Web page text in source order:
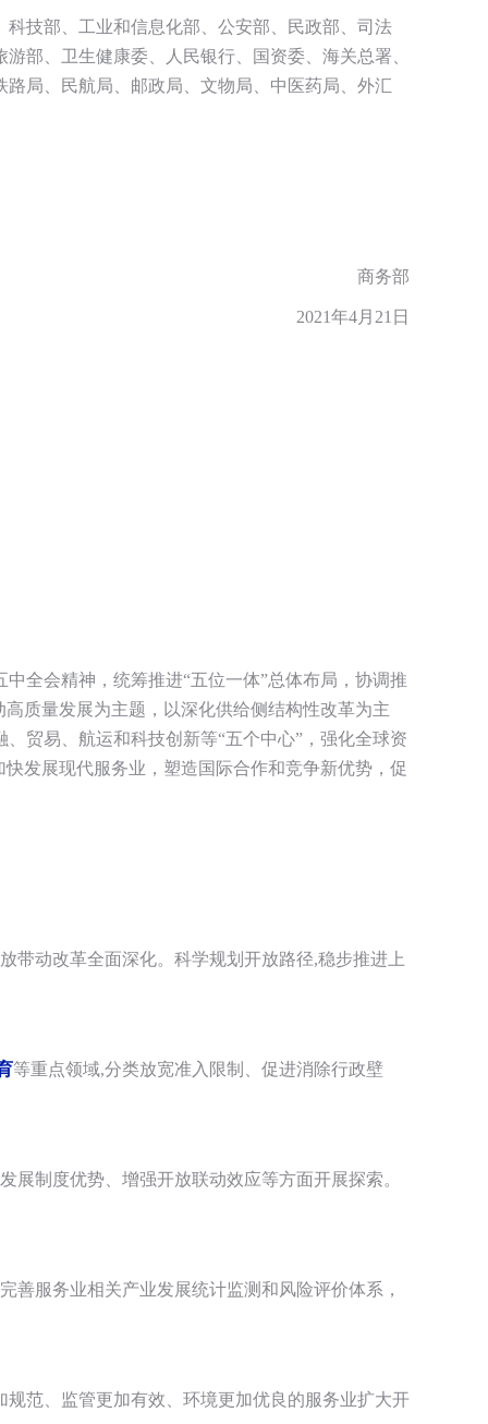
技部、工业和信息化部、公安部、民政部、司法
部、卫生健康委、人民银行、国资委、海关总署、
局、民航局、邮政局、文物局、中医药局、外汇
商务部
2021年4月21日
全会精神，统筹推进“五位一体”总体布局，协调推
质量发展为主题，以深化供给侧结构性改革为主
贸易、航运和科技创新等“五个中心”，强化全球资
发展现代服务业，塑造国际合作和竞争新优势，促
带动改革全面深化。科学规划开放路径,稳步推进上
等重点领域,分类放宽准入限制、促进消除行政壁
制度优势、增强开放联动效应等方面开展探索。
善服务业相关产业发展统计监测和风险评价体系，
范、监管更加有效、环境更加优良的服务业扩大开